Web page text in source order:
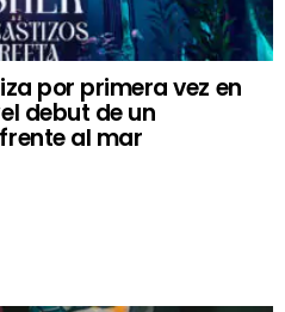
por primera vez en
debut de un
al mar